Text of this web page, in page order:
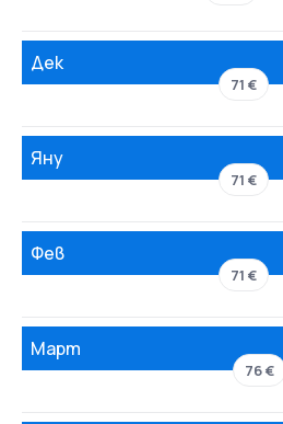
Дек
71 €
Яну
71 €
Фев
71 €
Март
76 €